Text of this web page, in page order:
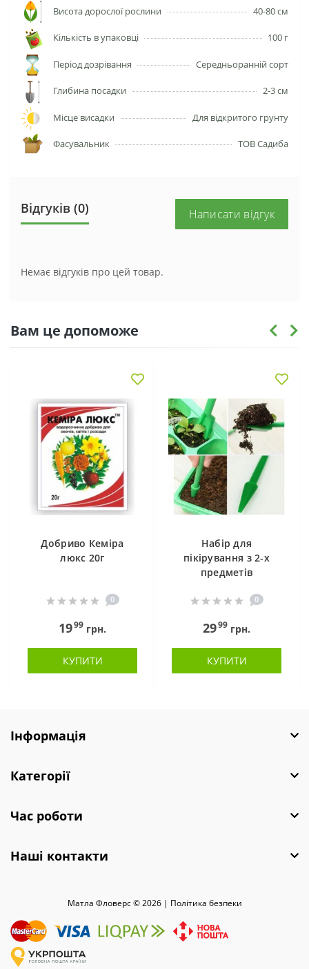
Висота дорослої рослини 40-80 см
Кількість в упаковці 100 г
Період дозрівання Середньоранній сорт
Глибина посадки 2-3 см
Місце висадки Для відкритого грунту
Фасувальник ТОВ Садиба
Відгуків (0) Написати відгук
Немає відгуків про цей товар.
Вам це допоможе
Добриво Кеміра
люкс 20г
0
1999 грн.
КУПИТИ
Набір для
пікірування з 2-х
предметів
0
2999 грн.
КУПИТИ
Інформація
Категорії
Час роботи
Наші контакти
Матла Фловерс © 2026 | Полiтика безпеки